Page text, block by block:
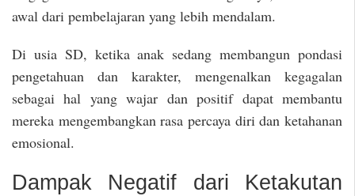
awal dari pembelajaran yang lebih mendalam.
Di usia SD, ketika anak sedang membangun pondasi
pengetahuan dan karakter, mengenalkan kegagalan
sebagai hal yang wajar dan positif dapat membantu
mereka mengembangkan rasa percaya diri dan ketahanan
emosional.
Dampak Negatif dari Ketakutan